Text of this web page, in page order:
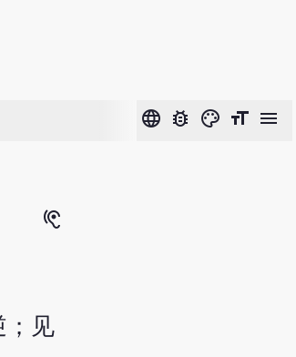
language bug_report color_lens format_size menu
hearing
；见